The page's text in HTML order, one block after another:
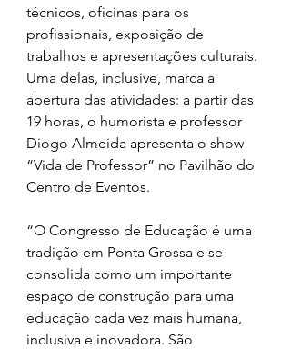
técnicos, oficinas para os
profissionais, exposição de
trabalhos e apresentações culturais.
Uma delas, inclusive, marca a
abertura das atividades: a partir das
19 horas, o humorista e professor
Diogo Almeida apresenta o show
“Vida de Professor” no Pavilhão do
Centro de Eventos.
“O Congresso de Educação é uma
tradição em Ponta Grossa e se
consolida como um importante
espaço de construção para uma
educação cada vez mais humana,
inclusiva e inovadora. São